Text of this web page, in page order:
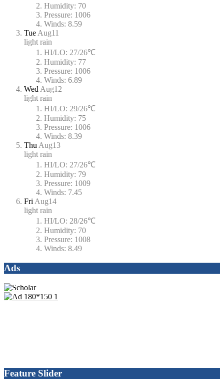
Humidity: 70
Pressure: 1006
Winds: 8.59
TueAug11
light rain
HI/LO: 27/26℃
Humidity: 77
Pressure: 1006
Winds: 6.89
WedAug12
light rain
HI/LO: 29/26℃
Humidity: 75
Pressure: 1006
Winds: 8.39
ThuAug13
light rain
HI/LO: 27/26℃
Humidity: 79
Pressure: 1009
Winds: 7.45
FriAug14
light rain
HI/LO: 28/26℃
Humidity: 70
Pressure: 1008
Winds: 8.49
Ads
Feature Slider